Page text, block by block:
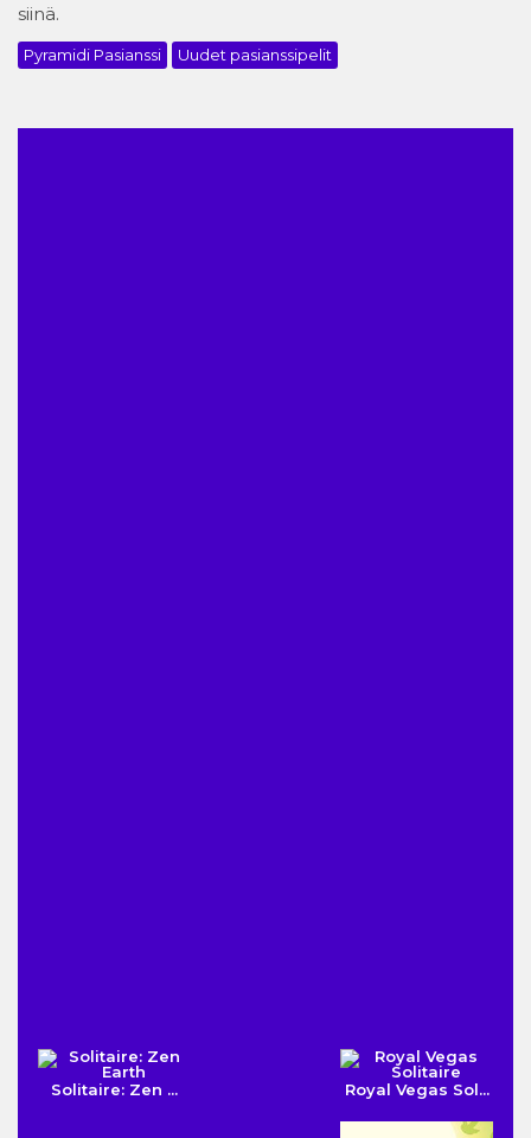
siinä.
Pyramidi Pasianssi Uudet pasianssipelit
Solitaire: Zen ... Royal Vegas Sol...